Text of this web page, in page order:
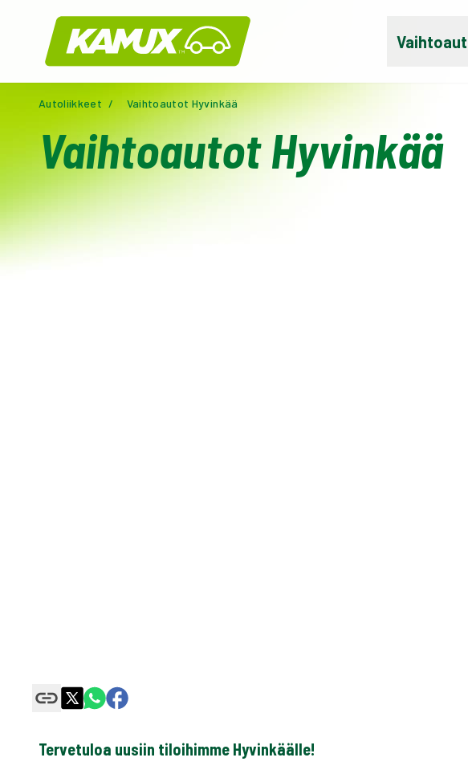
Kamux
Autoliikkeet / Vaihtoautot Hyvinkää
Vaihtoautot Hyvinkää
Tervetuloa uusiin tiloihimme Hyvinkäälle!